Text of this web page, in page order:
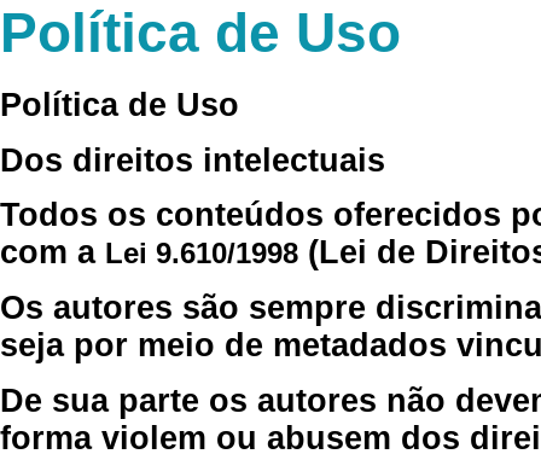
Política de Uso
Política de Uso
Dos direitos intelectuais
Todos os conteúdos oferecidos
com a Lei 9.610/1998 (Lei de
Os autores são sempre
seja por meio de metadados
De sua parte os autores não
forma violem ou abusem dos